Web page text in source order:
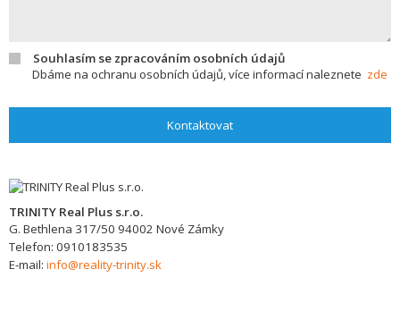
Souhlasím se zpracováním osobních údajů
Dbáme na ochranu osobních údajů, více informací naleznete zde
Kontaktovat
TRINITY Real Plus s.r.o.
G. Bethlena 317/50 94002 Nové Zámky
Telefon: 0910183535
E-mail: info@reality-trinity.sk